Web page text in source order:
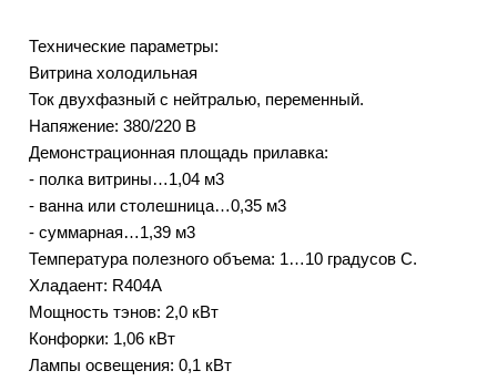
Технические параметры:
Витрина холодильная
Ток двухфазный с нейтралью, переменный.
Напяжение: 380/220 В
Демонстрационная площадь прилавка:
- полка витрины…1,04 м3
- ванна или столешница…0,35 м3
- суммарная…1,39 м3
Температура полезного объема: 1…10 градусов С.
Хладаент: R404A
Мощность тэнов: 2,0 кВт
Конфорки: 1,06 кВт
Лампы освещения: 0,1 кВт